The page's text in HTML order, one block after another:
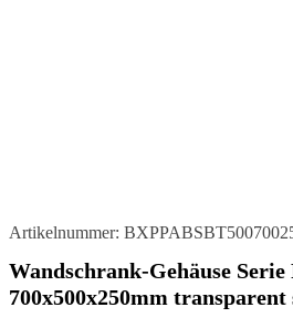
Artikelnummer:
Wandschrank-Gehäuse Serie
700x500x250mm transparent